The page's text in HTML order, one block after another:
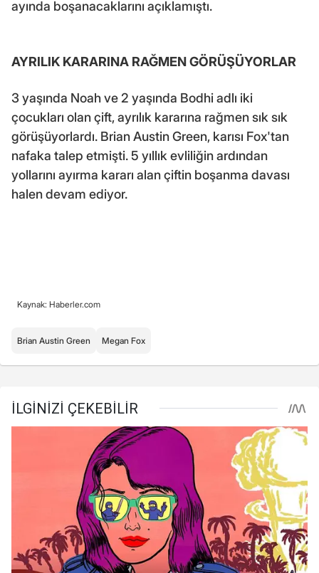
ayında boşanacaklarını açıklamıştı.
AYRILIK KARARINA RAĞMEN GÖRÜŞÜYORLAR
3 yaşında Noah ve 2 yaşında Bodhi adlı iki
çocukları olan çift, ayrılık kararına rağmen sık sık
görüşüyorlardı. Brian Austin Green, karısı Fox'tan
nafaka talep etmişti. 5 yıllık evliliğin ardından
yollarını ayırma kararı alan çiftin boşanma davası
halen devam ediyor.
Kaynak: Haberler.com
Brian Austin Green Megan Fox